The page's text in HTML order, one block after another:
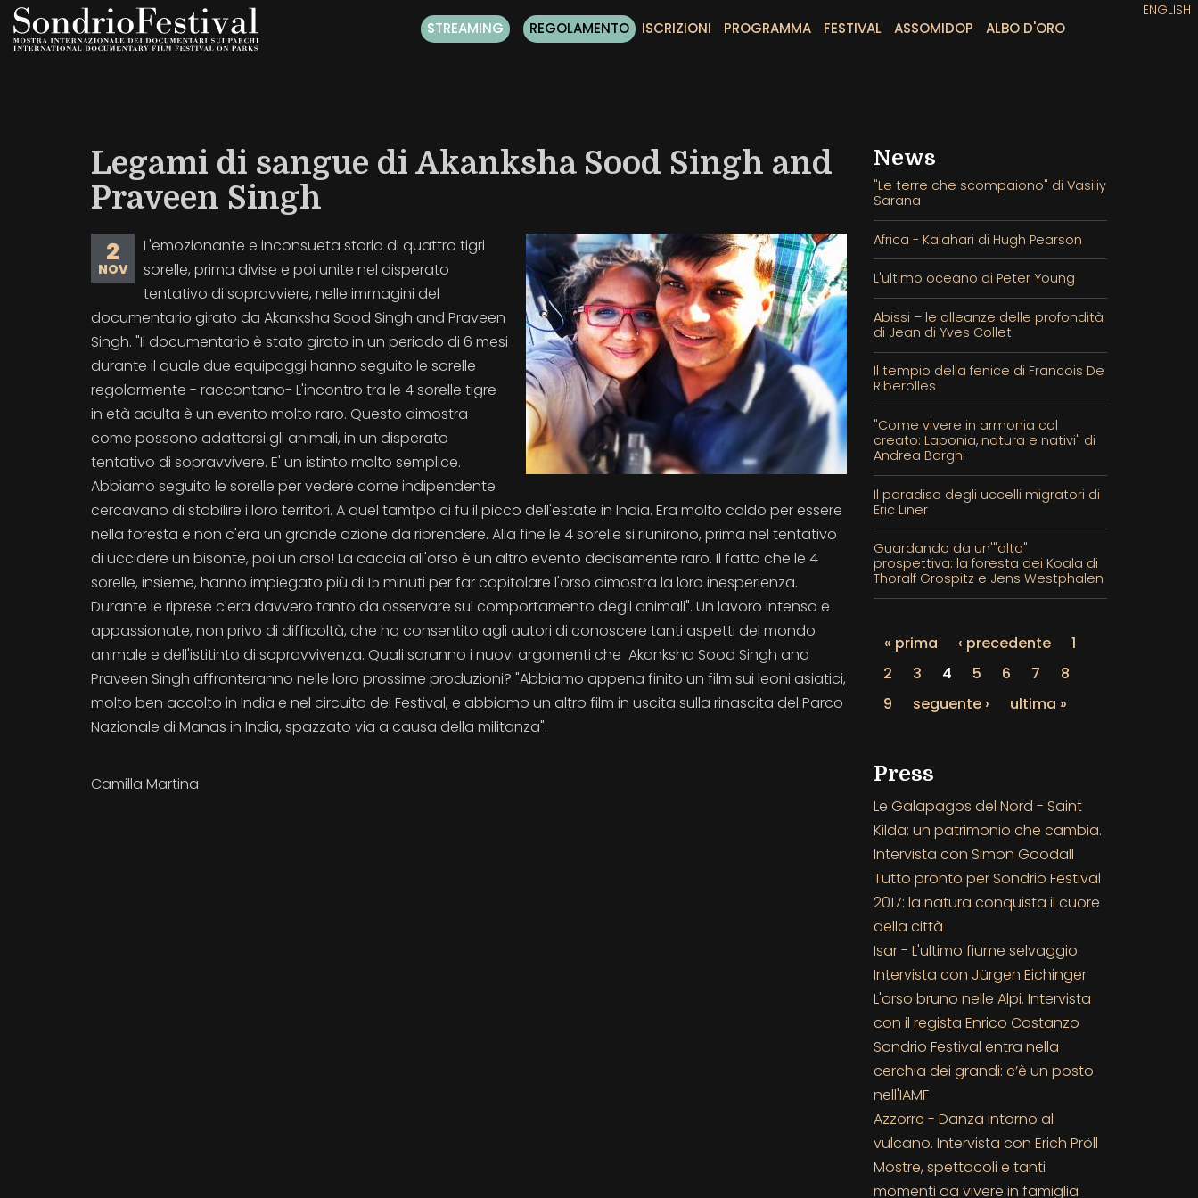
Salta
STREAMING REGOLAMENTO ISCRIZIONI PROGRAMMA FESTIVAL ASSOMIDOP ALBO D'ORO
ENGLISH
Legami di sangue di Akanksha Sood Singh and
Praveen Singh
2
NOV
L'emozionante e inconsueta storia di quattro tigri
sorelle, prima divise e poi unite nel disperato
tentativo di sopravviere, nelle immagini del
documentario girato da Akanksha Sood Singh and Praveen
Singh. "Il documentario è stato girato in un periodo di 6 mesi
durante il quale due equipaggi hanno seguito le sorelle
regolarmente - raccontano- L'incontro tra le 4 sorelle tigre
in età adulta è un evento molto raro. Questo dimostra
come possono adattarsi gli animali, in un disperato
tentativo di sopravvivere. E' un istinto molto semplice.
Abbiamo seguito le sorelle per vedere come indipendente
cercavano di stabilire i loro territori. A quel tamtpo ci fu il picco dell'estate in India. Era molto caldo per essere
nella foresta e non c'era un grande azione da riprendere. Alla fine le 4 sorelle si riunirono, prima nel tentativo
di uccidere un bisonte, poi un orso! La caccia all'orso è un altro evento decisamente raro. Il fatto che le 4
sorelle, insieme, hanno impiegato più di 15 minuti per far capitolare l'orso dimostra la loro inesperienza.
Durante le riprese c'era davvero tanto da osservare sul comportamento degli animali". Un lavoro intenso e
appassionate, non privo di difficoltà, che ha consentito agli autori di conoscere tanti aspetti del mondo
animale e dell'istitinto di sopravvivenza. Quali saranno i nuovi argomenti che Akanksha Sood Singh and
Praveen Singh affronteranno nelle loro prossime produzioni? "Abbiamo appena finito un film sui leoni asiatici,
molto ben accolto in India e nel circuito dei Festival, e abbiamo un altro film in uscita sulla rinascita del Parco
Nazionale di Manas in India, spazzato via a causa della militanza".
Camilla Martina
News
"Le terre che scompaiono" di Vasiliy
Sarana
Africa - Kalahari di Hugh Pearson
L'ultimo oceano di Peter Young
Abissi – le alleanze delle profondità
di Jean di Yves Collet
Il tempio della fenice di Francois De
Riberolles
"Come vivere in armonia col
creato: Laponia, natura e nativi" di
Andrea Barghi
Il paradiso degli uccelli migratori di
Eric Liner
Guardando da un'"alta"
prospettiva: la foresta dei Koala di
Thoralf Grospitz e Jens Westphalen
« prima ‹ precedente
1
2
3 4 5 6 7
8
9
seguente › ultima »
Press
Le Galapagos del Nord - Saint
Kilda: un patrimonio che cambia.
Intervista con Simon Goodall
Tutto pronto per Sondrio Festival
2017: la natura conquista il cuore
della città
Isar - L'ultimo fiume selvaggio.
Intervista con Jürgen Eichinger
L'orso bruno nelle Alpi. Intervista
con il regista Enrico Costanzo
Sondrio Festival entra nella
cerchia dei grandi: c’è un posto
nell'IAMF
Azzorre - Danza intorno al
vulcano. Intervista con Erich Pröll
Mostre, spettacoli e tanti
momenti da vivere in famiglia